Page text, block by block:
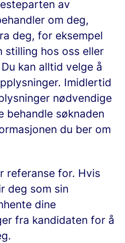
av
om deg,
deg, for eksempel
stilling hos oss eller
kan alltid velge å
Imidlertid
nødvendige
behandle søknaden
du ber om
referanse for. Hvis
deg som sin
dine
fra kandidaten for å